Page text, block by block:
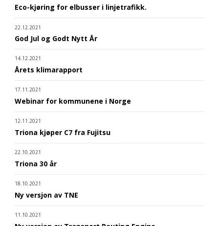
Eco-kjøring for elbusser i linjetrafikk.
22.12.2021
God Jul og Godt Nytt År
14.12.2021
Årets klimarapport
17.11.2021
Webinar for kommunene i Norge
12.11.2021
Triona kjøper C7 fra Fujitsu
22.10.2021
Triona 30 år
18.10.2021
Ny versjon av TNE
11.10.2021